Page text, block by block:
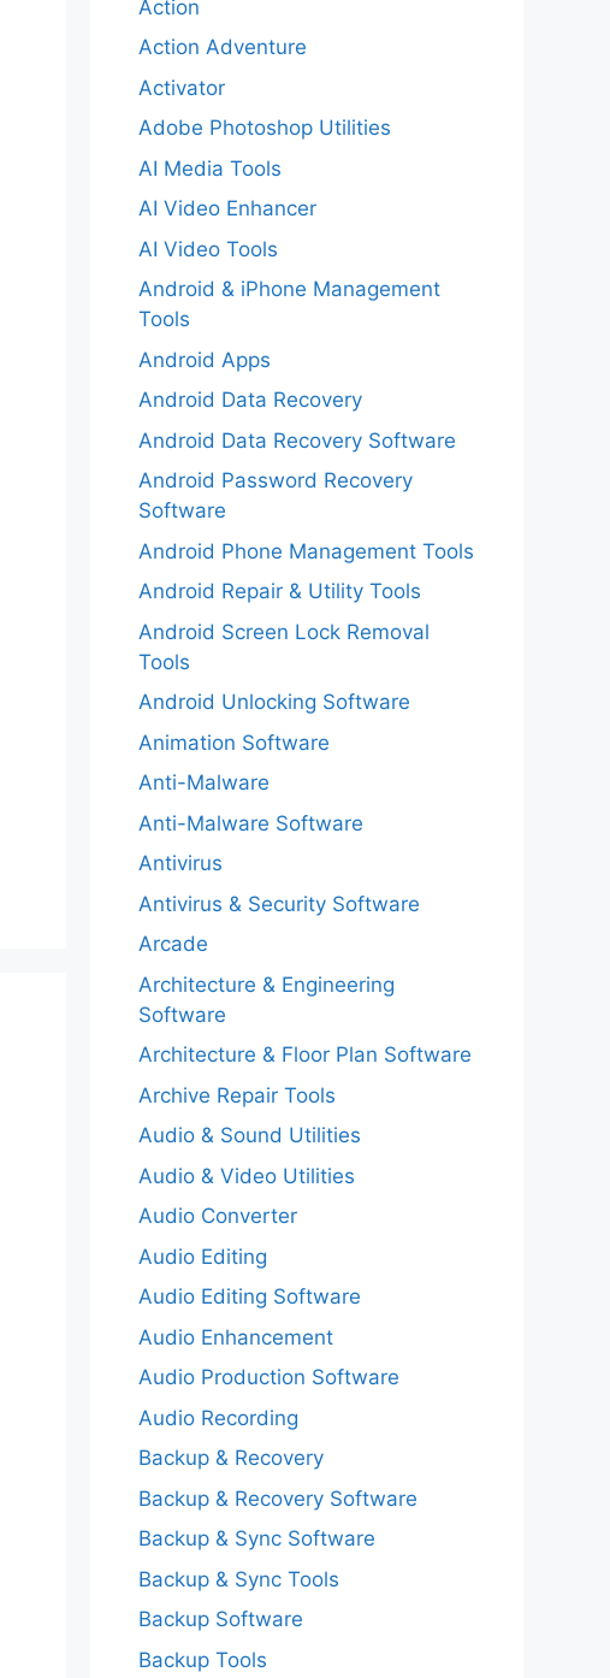
Action
Action Adventure
Activator
Adobe Photoshop Utilities
AI Media Tools
AI Video Enhancer
AI Video Tools
Android & iPhone Management
Tools
Android Apps
Android Data Recovery
Android Data Recovery Software
Android Password Recovery
Software
Android Phone Management Tools
Android Repair & Utility Tools
Android Screen Lock Removal
Tools
Android Unlocking Software
Animation Software
Anti-Malware
Anti-Malware Software
Antivirus
Antivirus & Security Software
Arcade
Architecture & Engineering
Software
Architecture & Floor Plan Software
Archive Repair Tools
Audio & Sound Utilities
Audio & Video Utilities
Audio Converter
Audio Editing
Audio Editing Software
Audio Enhancement
Audio Production Software
Audio Recording
Backup & Recovery
Backup & Recovery Software
Backup & Sync Software
Backup & Sync Tools
Backup Software
Backup Tools